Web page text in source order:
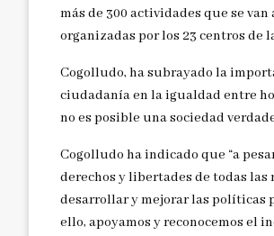
más de 300 actividades que se
organizadas por los 23 centros de
Cogolludo, ha subrayado la
ciudadanía en la igualdad entre
no es posible una sociedad
Cogolludo ha indicado que “a
derechos y libertades de todas
desarrollar y mejorar las políticas
ello, apoyamos y reconocemos el